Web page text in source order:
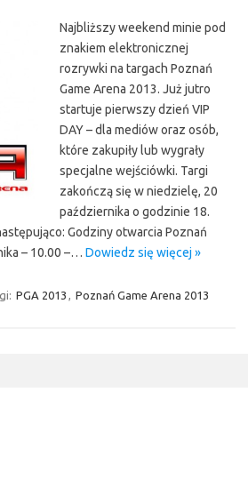
Najbliższy weekend minie pod
znakiem elektronicznej
rozrywki na targach Poznań
Game Arena 2013. Już jutro
startuje pierwszy dzień VIP
DAY – dla mediów oraz osób,
które zakupiły lub wygrały
specjalne wejściówki. Targi
zakończą się w niedzielę, 20
października o godzinie 18.
Godziny otwarcia Poznań
– 10.00 –… Dowiedz się więcej »
PGA 2013 Poznań Game Arena 2013